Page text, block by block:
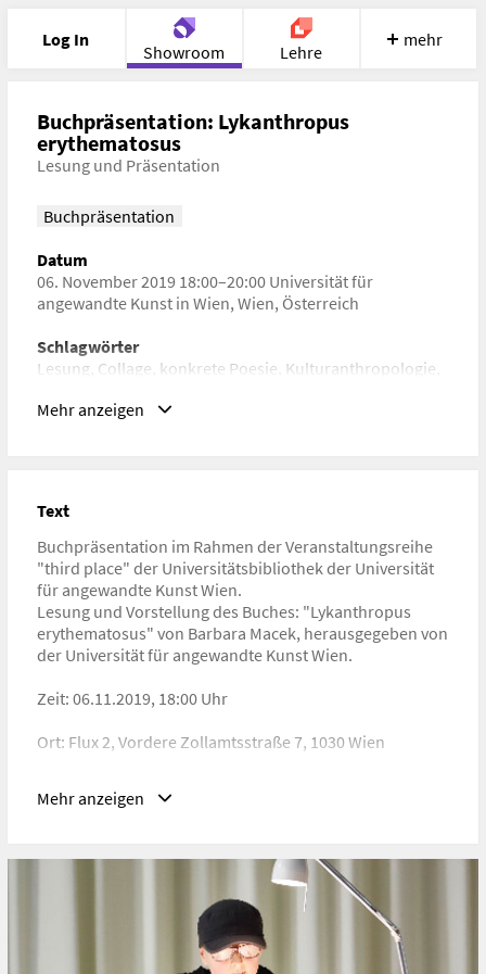
Log In
Showroom Lehre
Portfolio Image Cloud
Meet
mehr
Buchpräsentation: Lykanthropus
erythematosus
Lesung und Präsentation
Buchpräsentation
Datum
06. November 2019 18:00–20:00 Universität für
angewandte Kunst in Wien, Wien, Österreich
Schlagwörter
Lesung, Collage, konkrete Poesie, Kulturanthropologie,
Lyrik, Forschungsbericht, artist book
Mehr anzeigen
Text
Buchpräsentation im Rahmen der Veranstaltungsreihe
"third place" der Universitätsbibliothek der Universität
für angewandte Kunst Wien.
Lesung und Vorstellung des Buches: "Lykanthropus
erythematosus" von Barbara Macek, herausgegeben von
der Universität für angewandte Kunst Wien.
Zeit: 06.11.2019, 18:00 Uhr
Ort: Flux 2, Vordere Zollamtsstraße 7, 1030 Wien
2016/main.jart?content-
Mehr anzeigen